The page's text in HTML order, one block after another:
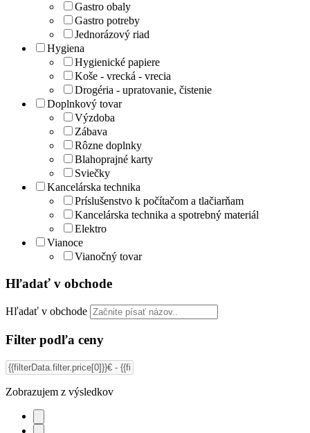
Gastro obaly
Gastro potreby
Jednorázový riad
Hygiena
Hygienické papiere
Koše - vrecká - vrecia
Drogéria - upratovanie, čistenie
Doplnkový tovar
Výzdoba
Zábava
Rôzne doplnky
Blahoprajné karty
Sviečky
Kancelárska technika
Príslušenstvo k počítačom a tlačiarňam
Kancelárska technika a spotrebný materiál
Elektro
Vianoce
Vianočný tovar
Hľadať v obchode
Hľadať v obchode
Filter podľa ceny
Zobrazujem z výsledkov